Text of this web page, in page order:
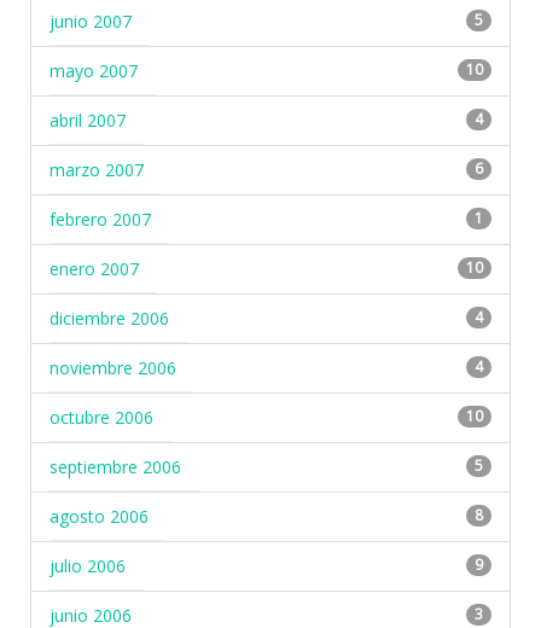
junio 2007 5
mayo 2007 10
abril 2007 4
marzo 2007 6
febrero 2007 1
enero 2007 10
diciembre 2006 4
noviembre 2006 4
octubre 2006 10
septiembre 2006 5
agosto 2006 8
julio 2006 9
junio 2006 3